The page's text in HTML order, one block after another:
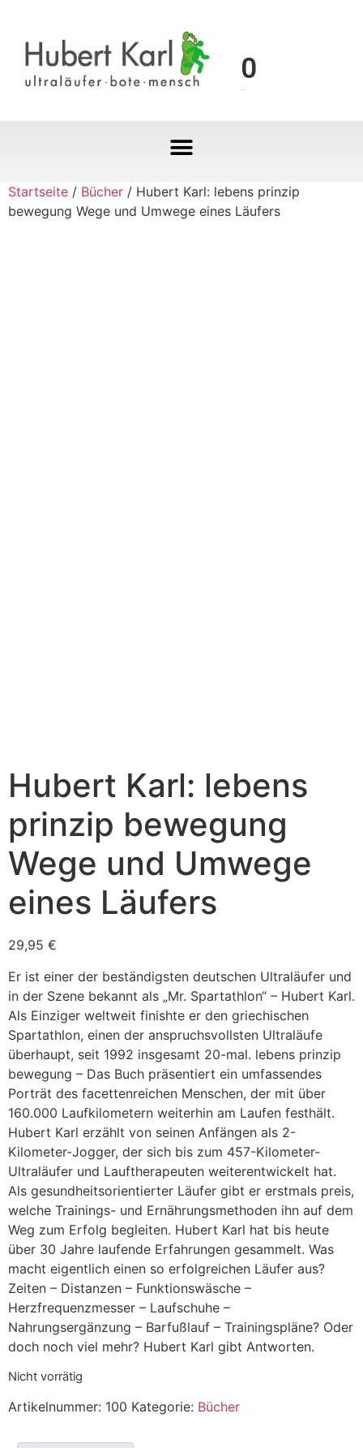
0
Startseite / Bücher / Hubert Karl: lebens prinzip
bewegung Wege und Umwege eines Läufers
Hubert Karl: lebens
prinzip bewegung
Wege und Umwege
eines Läufers
29,95 €
Er ist einer der beständigsten deutschen Ultraläufer und
in der Szene bekannt als „Mr. Spartathlon“ – Hubert Karl.
Als Einziger weltweit finishte er den griechischen
Spartathlon, einen der anspruchsvollsten Ultraläufe
überhaupt, seit 1992 insgesamt 20-mal. lebens prinzip
bewegung – Das Buch präsentiert ein umfassendes
Porträt des facettenreichen Menschen, der mit über
160.000 Laufkilometern weiterhin am Laufen festhält.
Hubert Karl erzählt von seinen Anfängen als 2-
Kilometer-Jogger, der sich bis zum 457-Kilometer-
Ultraläufer und Lauftherapeuten weiterentwickelt hat.
Als gesundheitsorientierter Läufer gibt er erstmals preis,
welche Trainings- und Ernährungsmethoden ihn auf dem
Weg zum Erfolg begleiten. Hubert Karl hat bis heute
über 30 Jahre laufende Erfahrungen gesammelt. Was
macht eigentlich einen so erfolgreichen Läufer aus?
Zeiten – Distanzen – Funktionswäsche –
Herzfrequenzmesser – Laufschuhe –
Nahrungsergänzung – Barfußlauf – Trainingspläne? Oder
doch noch viel mehr? Hubert Karl gibt Antworten.
Nicht vorrätig
Artikelnummer: 100 Kategorie: Bücher